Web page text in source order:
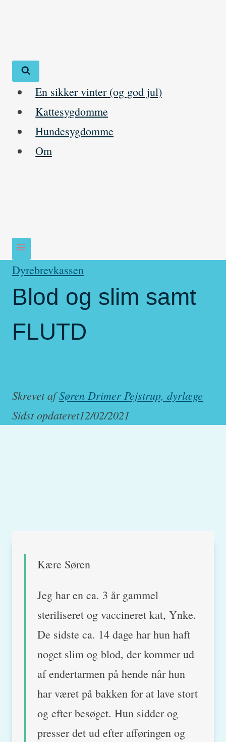
En sikker vinter (og god jul)
Kattesygdomme
Hundesygdomme
Om
Dyrebrevkassen
Blod og slim samt
FLUTD
Skrevet afSøren Drimer Pejstrup, dyrlæge
Sidst opdateret12/02/2021
Kære Søren
Jeg har en ca. 3 år gammel
steriliseret og vaccineret kat, Ynke.
De sidste ca. 14 dage har hun haft
noget slim og blod, der kommer ud
af endertarmen på hende når hun
har været på bakken for at lave stort
og efter besøget. Hun sidder og
presser det ud efter afføringen og